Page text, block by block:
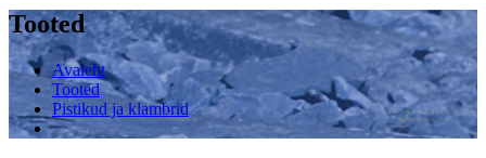
Tooted
Avaleht
Tooted
Pistikud ja klambrid